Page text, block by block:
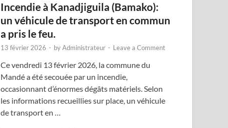
Incendie à Kanadjiguila (Bamako):
un véhicule de transport en commun
a pris le feu.
13 février 2026 - byAdministrateur - Leave a Comment
Ce vendredi 13 février 2026, la commune du
Mandé a été secouée par un incendie,
occasionnant d’énormes dégâts matériels. Selon
les informations recueillies sur place, un véhicule
de transport en …